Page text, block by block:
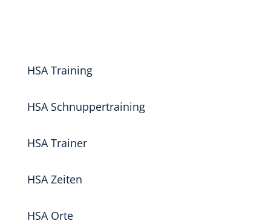
HSA Training
HSA Schnuppertraining
HSA Trainer
HSA Zeiten
HSA Orte